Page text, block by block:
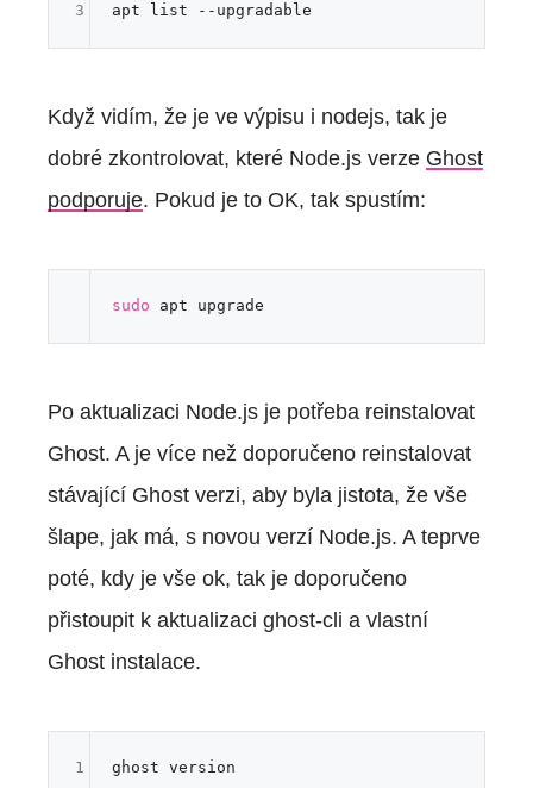
3
Když vidím, že je ve výpisu i nodejs, tak je
dobré zkontrolovat, které Node.js verze Ghost
podporuje. Pokud je to OK, tak spustím:
sudo
Po aktualizaci Node.js je potřeba reinstalovat
Ghost. A je více než doporučeno reinstalovat
stávající Ghost verzi, aby byla jistota, že vše
šlape, jak má, s novou verzí Node.js. A teprve
poté, kdy je vše ok, tak je doporučeno
přistoupit k aktualizaci ghost-cli a vlastní
Ghost instalace.
ghost version
1